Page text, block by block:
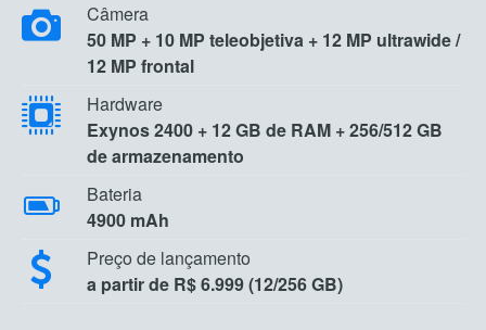
Câmera
50 MP + 10 MP teleobjetiva + 12 MP ultrawide /
12 MP frontal
Hardware
Exynos 2400 + 12 GB de RAM + 256/512 GB
de armazenamento
Bateria
4900 mAh
Preço de lançamento
a partir de R$ 6.999 (12/256 GB)